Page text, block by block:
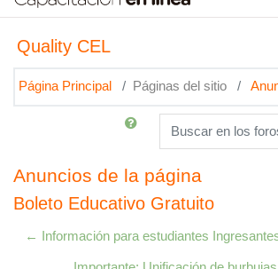
Quality CEL
Página Principal Páginas del sitio
Buscar en los foros
Anuncios de la página
Boleto Educativo Gratuito
← Información para estudiantes